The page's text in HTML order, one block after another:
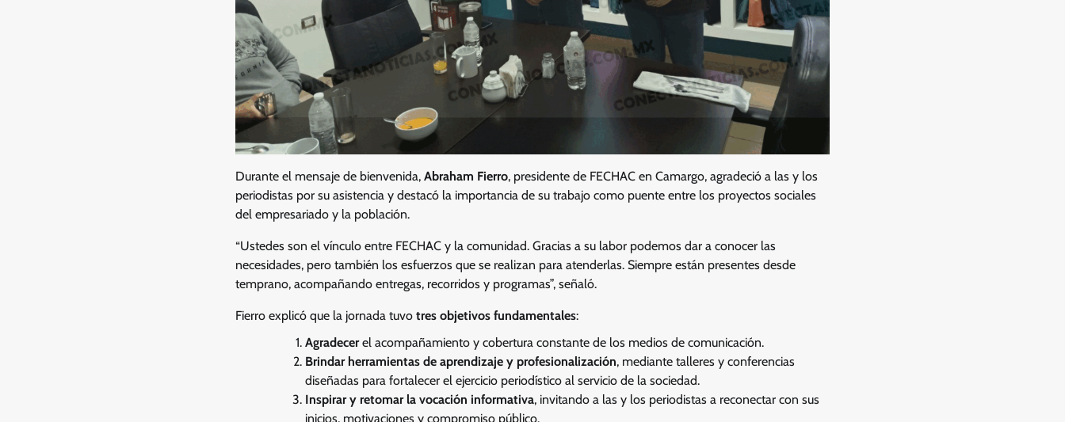
Durante el mensaje de bienvenida, Abraham Fierro, presidente de FECHAC en Camargo, agradeció a las y los
periodistas por su asistencia y destacó la importancia de su trabajo como puente entre los proyectos sociales
del empresariado y la población.
“Ustedes son el vínculo entre FECHAC y la comunidad. Gracias a su labor podemos dar a conocer las
necesidades, pero también los esfuerzos que se realizan para atenderlas. Siempre están presentes desde
temprano, acompañando entregas, recorridos y programas”, señaló.
Fierro explicó que la jornada tuvo tres objetivos fundamentales:
Agradecerel acompañamiento y cobertura constante de los medios de comunicación.
Brindar herramientas de aprendizaje y profesionalización, mediante talleres y conferencias
diseñadas para fortalecer el ejercicio periodístico al servicio de la sociedad.
Inspirar y retomar la vocación informativa, invitando a las y los periodistas a reconectar con sus
inicios, motivaciones y compromiso público.